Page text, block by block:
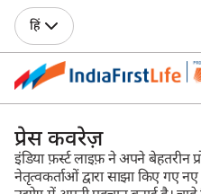
हिं
प्रेस कवरेज़
इंडिया फ़र्स्ट लाइफ़ ने अपने
नेतृत्वकर्ताओं द्वारा साझा किए गए